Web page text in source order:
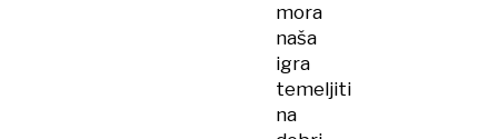
mora
naša
igra
temeljiti
na